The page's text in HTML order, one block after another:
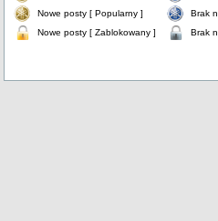
Nowe posty [ Popularny ]
Brak
Nowe posty [ Zablokowany ]
Brak